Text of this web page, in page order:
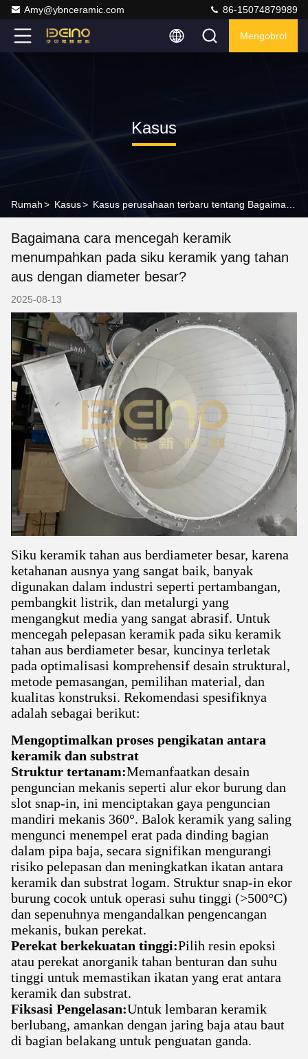
Amy@ybnceramic.com 86-15074879989
Mengobrol
Kasus
Rumah> Kasus>
Bagaimana cara mencegah keramik
menumpahkan pada siku keramik yang tahan
aus dengan diameter besar?
2025-08-13
Siku keramik tahan aus berdiameter besar, karena
ketahanan ausnya yang sangat baik, banyak
digunakan dalam industri seperti pertambangan,
pembangkit listrik, dan metalurgi yang
mengangkut media yang sangat abrasif. Untuk
mencegah pelepasan keramik pada siku keramik
tahan aus berdiameter besar, kuncinya terletak
pada optimalisasi komprehensif desain struktural,
metode pemasangan, pemilihan material, dan
kualitas konstruksi. Rekomendasi spesifiknya
adalah sebagai berikut:
Mengoptimalkan proses pengikatan antara
keramik dan substrat
Struktur tertanam:Memanfaatkan desain
penguncian mekanis seperti alur ekor burung dan
slot snap-in, ini menciptakan gaya penguncian
mandiri mekanis 360°. Balok keramik yang saling
mengunci menempel erat pada dinding bagian
dalam pipa baja, secara signifikan mengurangi
risiko pelepasan dan meningkatkan ikatan antara
keramik dan substrat logam. Struktur snap-in ekor
burung cocok untuk operasi suhu tinggi (>500°C)
dan sepenuhnya mengandalkan pengencangan
mekanis, bukan perekat.
Perekat berkekuatan tinggi:Pilih resin epoksi
atau perekat anorganik tahan benturan dan suhu
tinggi untuk memastikan ikatan yang erat antara
keramik dan substrat.
Fiksasi Pengelasan:Untuk lembaran keramik
berlubang, amankan dengan jaring baja atau baut
di bagian belakang untuk penguatan ganda.